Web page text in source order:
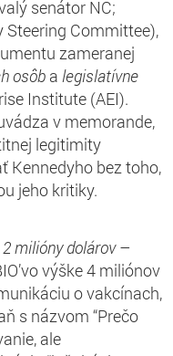
senátor NC;
Steering Committee),
zameranej
osôb a legislatívne
Institute (AEI).
v memorande,
legitimity
Kennedyho bez toho,
jeho kritiky.
2 milióny dolárov–
výške 4 miliónov
o vakcínach,
s názvom “Prečo
ale